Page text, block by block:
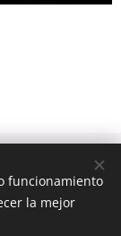
funcionamiento
la mejor